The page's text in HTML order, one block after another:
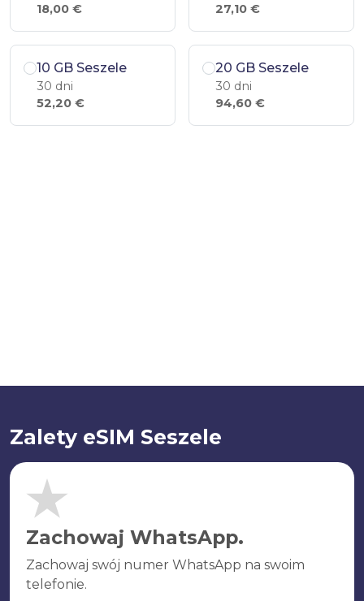
18,00 €
27,10 €
10 GB Seszele
30 dni
52,20 €
20 GB Seszele
30 dni
94,60 €
Zalety eSIM Seszele
Zachowaj WhatsApp.
Zachowaj swój numer WhatsApp na swoim
telefonie.